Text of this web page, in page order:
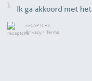
Ik ga akkoord met het
reCAPTCHA
Privacy • Terms